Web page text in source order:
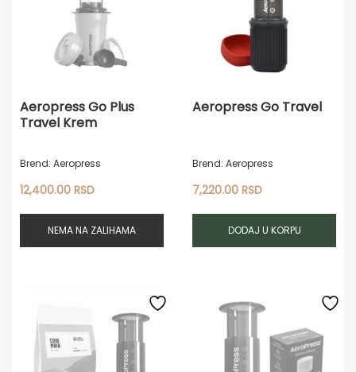
Aeropress Go Plus
Travel Krem
Brend: Aeropress
12,400.00 RSD
NEMA NA ZALIHAMA
Aeropress Go Travel
Brend: Aeropress
7,220.00RSD
DODAJ U KORPU